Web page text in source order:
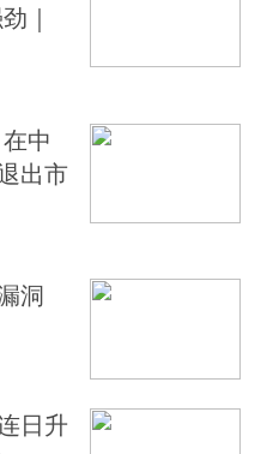
｜
中
出市
洞
日升